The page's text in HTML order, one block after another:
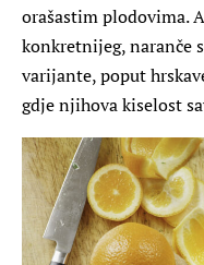
orašastim plodovima.
konkretnijeg, naranče
varijante, poput
gdje njihova kiselost